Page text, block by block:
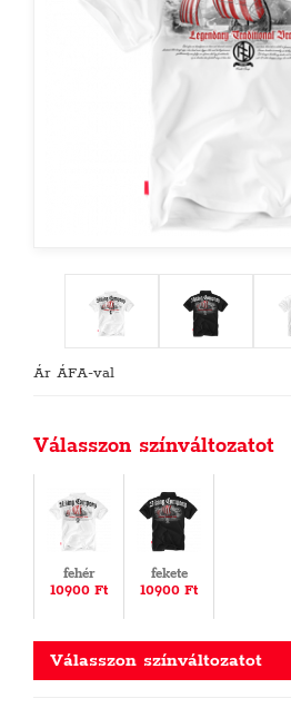
Ár ÁFA-val
Válasszon színváltozatot
fehér
10900 Ft
fekete
10900 Ft
Válasszon színváltozatot